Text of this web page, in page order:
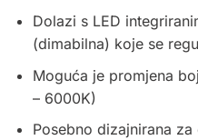
Dolazi s LED
(dimabilna) koje se
Moguća je promjena
– 6000K)
Posebno dizajnirana